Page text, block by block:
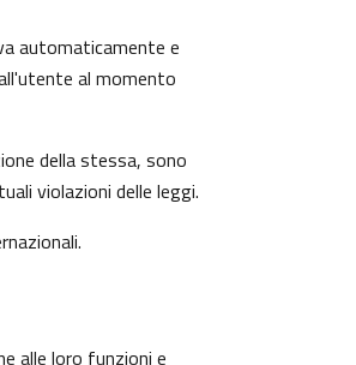
automaticamente e
al momento
della stessa, sono
violazioni delle leggi.
alle loro funzioni e